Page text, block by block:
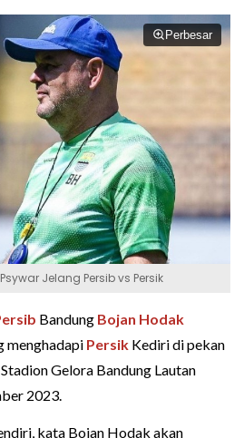
Perbesar
Jelang Persib vs Persik
Bandung Bojan Hodak
menghadapi Persik Kediri di pekan
Gelora Bandung Lautan
2023.
kata Bojan Hodak akan